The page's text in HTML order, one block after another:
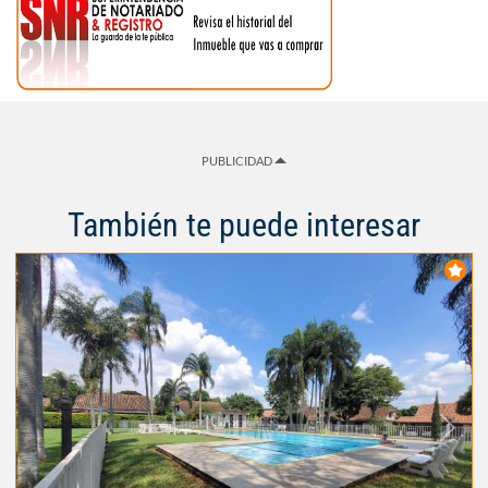
PUBLICIDAD
También te puede interesar